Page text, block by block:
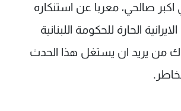
اكبر صالحي، معربا عن استنكاره
الحارة للحكومة اللبنانية
من يريد ان يستغل هذا الحدث